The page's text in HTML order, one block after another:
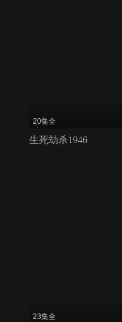
20集全
生死劫杀1946
23集全